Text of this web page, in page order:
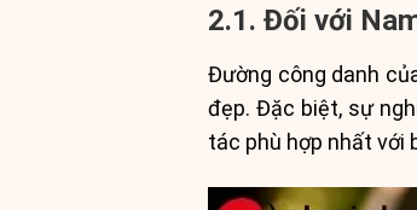
2.1. Đối với
Đường công danh
đẹp. Đặc biệt, sự
tác phù hợp nhất với